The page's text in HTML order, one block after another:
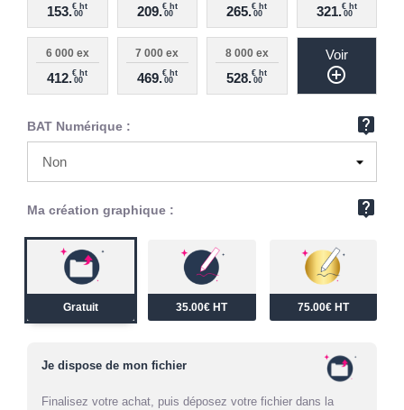
153.€ ht
00
209.€ ht
00
265.€ ht
00
321.€ ht
00
6 000 ex
412.€ ht
00
7 000 ex
469.€ ht
00
8 000 ex
528.€ ht
00
Voir
add_circle_outline
BAT Numérique : live_help
Ma création graphique :
Gratuit 35.00€ HT 75.00€ HT
Je dispose de mon fichier
Finalisez votre achat, puis déposez votre fichier dans la
live_help